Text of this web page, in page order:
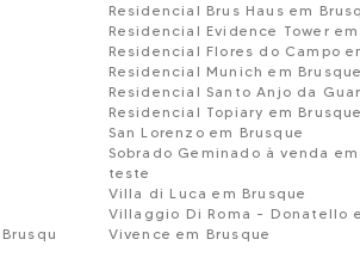
Residencial Brus Haus em
Residencial Evidence Tower
Residencial Flores do Campo
Residencial Munich em Brusque
Residencial Santo Anjo da
Residencial Topiary em Brusque
San Lorenzo em Brusque
Sobrado Geminado à venda em
teste
Villa di Luca em Brusque
Villaggio Di Roma - Donatello
Vivence em Brusque